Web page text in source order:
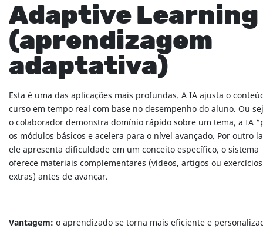
Adaptive Learning
(aprendizagem
adaptativa)
Esta é uma das aplicações mais profundas. A IA ajusta o
curso em tempo real com base no desempenho do aluno. Ou
o colaborador demonstra domínio rápido sobre um tema, a IA
os módulos básicos e acelera para o nível avançado. Por outro
ele apresenta dificuldade em um conceito específico, o sistema
oferece materiais complementares (vídeos, artigos ou exercícios
extras) antes de avançar.
Vantagem: o aprendizado se torna mais eficiente e